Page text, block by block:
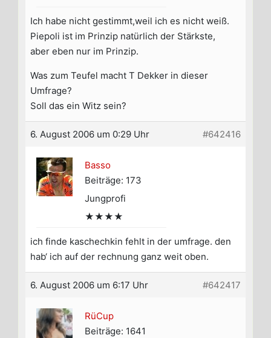
Ich habe nicht gestimmt,weil ich es nicht weiß.
Piepoli ist im Prinzip natürlich der Stärkste,
aber eben nur im Prinzip.
Was zum Teufel macht T Dekker in dieser
Umfrage?
Soll das ein Witz sein?
6. August 2006 um 0:29 Uhr #642416
Basso
Beiträge: 173
Jungprofi
★★★★
ich finde kaschechkin fehlt in der umfrage. den
hab‘ ich auf der rechnung ganz weit oben.
6. August 2006 um 6:17 Uhr #642417
RüCup
Beiträge: 1641